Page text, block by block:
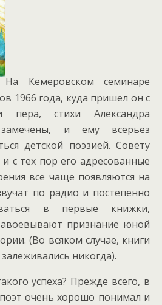
На Кемеровском семинаре
1966 года, куда пришел он с
пера, стихи Александра
и ему всерьез
детской поэзией. Совету
с тех пор его адресованные
все чаще появляются на
по радио и постепенно
в первые книжки,
признание юной
(Во всяком случае, книги
никогда).
успеха? Прежде всего, в
очень хорошо понимал и